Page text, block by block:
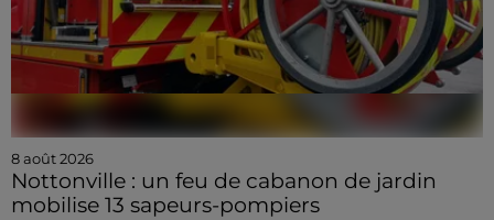
8 août 2026
Nottonville : un feu de cabanon de jardin
mobilise 13 sapeurs-pompiers